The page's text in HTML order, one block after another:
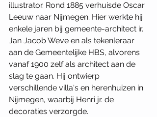
illustrator. Rond 1885 verhuisde Oscar
Leeuw naar Nijmegen. Hier werkte hij
enkele jaren bij gemeente-architect ir.
Jan Jacob Weve en als tekenleraar
aan de Gemeentelijke HBS, alvorens
vanaf 1900 zelf als architect aan de
slag te gaan. Hij ontwierp
verschillende villa's en herenhuizen in
Nijmegen, waarbij Henri jr. de
decoraties verzorgde.